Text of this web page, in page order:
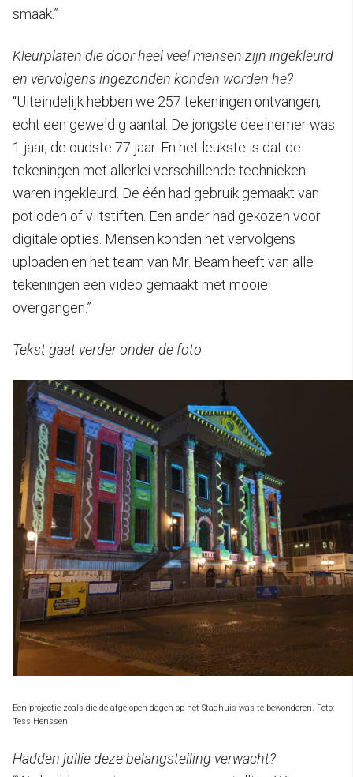
smaak.”
Kleurplaten die door heel veel mensen zijn ingekleurd
en vervolgens ingezonden konden worden hè?
“Uiteindelijk hebben we 257 tekeningen ontvangen,
echt een geweldig aantal. De jongste deelnemer was
1 jaar, de oudste 77 jaar. En het leukste is dat de
tekeningen met allerlei verschillende technieken
waren ingekleurd. De één had gebruik gemaakt van
potloden of viltstiften. Een ander had gekozen voor
digitale opties. Mensen konden het vervolgens
uploaden en het team van Mr. Beam heeft van alle
tekeningen een video gemaakt met mooie
overgangen.”
Tekst gaat verder onder de foto
Een projectie zoals die de afgelopen dagen op het Stadhuis was te bewonderen. Foto:
Tess Henssen
Hadden jullie deze belangstelling verwacht?